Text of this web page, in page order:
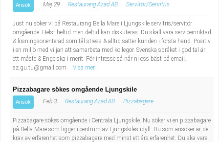
Kropps- och skönhetsvård
Kultur, media, design
Militärt arbete
Naturvetenskapligt arbete
Pedagogiskt arbete
Budbilsförare
Tidningsbud/Tidningsdistributör
Lärare i fritidshem/Fritidspedagog
Läkarsekreterare/Vårdadmin/Medicinsk
sekreterare
Ansök Maj 29 Restaurang Azad AB Servitör/Servitris
Just nu söker vi på Restaurang Bella Mare i Ljungskile servitris/servitör
omgående. Helst heltid men deltid kan diskuteras. Du skall vara serviceinriktad
& lösningsorienterad som tål stress & alltid sätter kunden i första hand. Positiv
i en miljö med viljan att samarbeta med kollegor. Svenska språket i god tal är
ett måste & Engelska i merit. För intresse så når ni oss bäst på email.
az.gu.tu@gmail.com
Visa mer
Pizzabagare sökes omgående Ljungskile
Ansök Feb 3 Restaurang Azad AB Pizzabagare
Pizzabagare sökes omgående i Centrala Ljungskile. Nu söker vi en pizzabagare
på Bella Mare som ligger i centrum av Ljungskiles idyll. Du som ansöker är det
krav av erfarenhet som pizzabagare med minst ett års erfarenhet. Du ska vara